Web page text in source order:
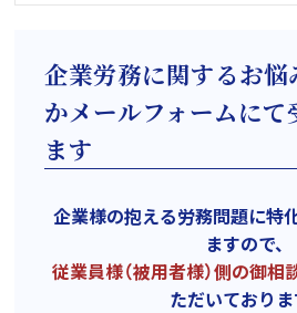
企業労務に関するお悩
かメールフォームにて
ます
企業様の抱える労務問題に特
ますので、
従業員様（被用者様）側の御相
ただいておりま